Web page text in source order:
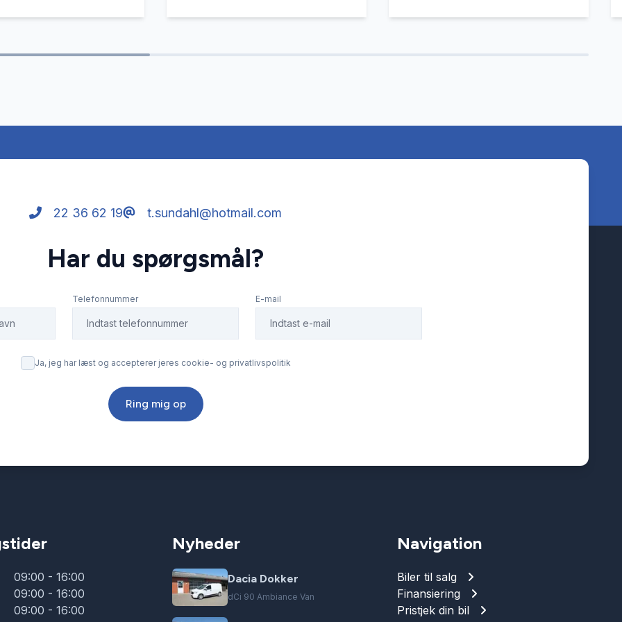
22 36 62 19 t.sundahl@hotmail.com
Har du spørgsmål?
Telefonnummer E-mail
Ja, jeg har læst og accepterer jeres cookie- og privatlivspolitik
Ring mig op
09:00 - 16:00
09:00 - 16:00
09:00 - 16:00
Nyheder
Dacia Dokker
dCi 90 Ambiance Van
Navigation
Biler til salg
Finansiering
Pristjek din bil